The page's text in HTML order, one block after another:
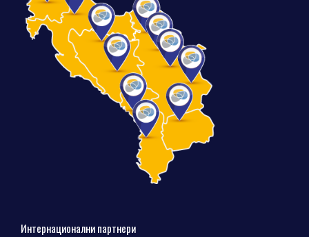
Интернационални партнери